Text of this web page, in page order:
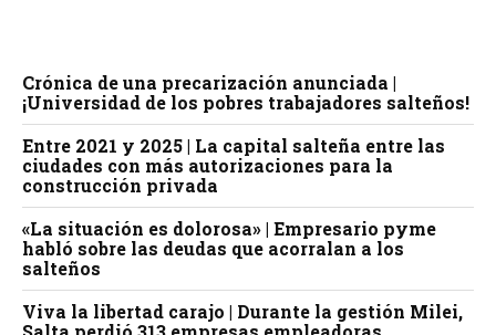
Crónica de una precarización anunciada |
¡Universidad de los pobres trabajadores salteños!
Entre 2021 y 2025 | La capital salteña entre las
ciudades con más autorizaciones para la
construcción privada
«La situación es dolorosa» | Empresario pyme
habló sobre las deudas que acorralan a los
salteños
Viva la libertad carajo | Durante la gestión Milei,